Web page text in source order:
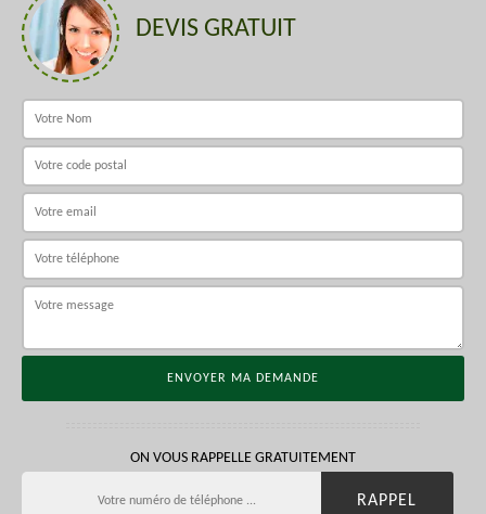
DEVIS GRATUIT
ON VOUS RAPPELLE GRATUITEMENT